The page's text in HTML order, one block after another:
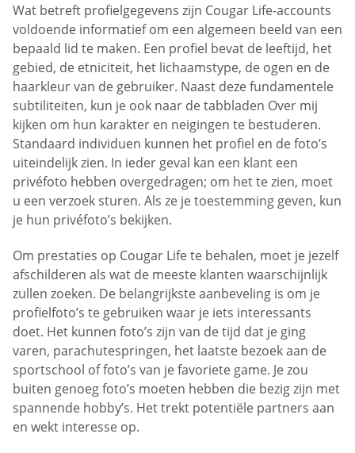
Wat betreft profielgegevens zijn Cougar Life-accounts
voldoende informatief om een algemeen beeld van een
bepaald lid te maken. Een profiel bevat de leeftijd, het
gebied, de etniciteit, het lichaamstype, de ogen en de
haarkleur van de gebruiker. Naast deze fundamentele
subtiliteiten, kun je ook naar de tabbladen Over mij
kijken om hun karakter en neigingen te bestuderen.
Standaard individuen kunnen het profiel en de foto’s
uiteindelijk zien. In ieder geval kan een klant een
privéfoto hebben overgedragen; om het te zien, moet
u een verzoek sturen. Als ze je toestemming geven, kun
je hun privéfoto’s bekijken.
Om prestaties op Cougar Life te behalen, moet je jezelf
afschilderen als wat de meeste klanten waarschijnlijk
zullen zoeken. De belangrijkste aanbeveling is om je
profielfoto’s te gebruiken waar je iets interessants
doet. Het kunnen foto’s zijn van de tijd dat je ging
varen, parachutespringen, het laatste bezoek aan de
sportschool of foto’s van je favoriete game. Je zou
buiten genoeg foto’s moeten hebben die bezig zijn met
spannende hobby’s. Het trekt potentiële partners aan
en wekt interesse op.